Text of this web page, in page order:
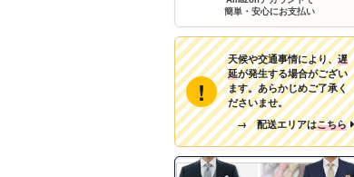
簡単・安心にお支払い
!
天候や交通事情により、遅
延が発生する場合がござい
ます。あらかじめご了承く
ださいませ。
→ 配送エリアはこちら